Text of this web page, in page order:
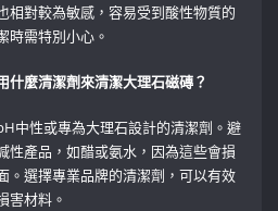
相對較為敏感，容易受到酸性物質的
時需特別小心。
什麼清潔劑來清潔大理石磁磚？
中性或專為大理石設計的清潔劑。避
性產品，如醋或氨水，因為這些會損
。選擇專業品牌的清潔劑，可以有效
害材料。